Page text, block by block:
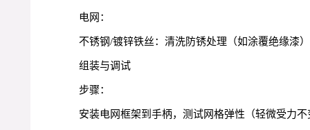
电网：
不锈钢/镀锌铁丝：清洗防锈处理（如涂覆绝缘漆）
组装与调试
步骤：
安装电网框架到手柄，测试网格弹性（轻微受力不